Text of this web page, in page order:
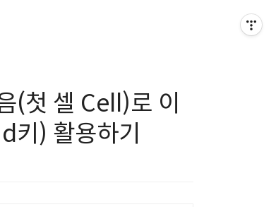
첫 셀 Cell)로 이
) 활용하기